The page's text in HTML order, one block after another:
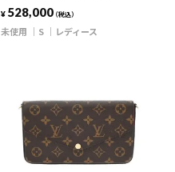
¥ 528,000（税込）
未使用 S レディース